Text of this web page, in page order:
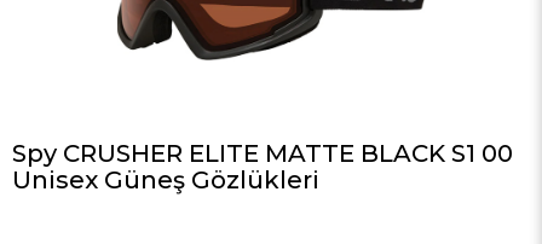
Spy CRUSHER ELITE MATTE BLACK S1 00
Unisex Güneş Gözlükleri